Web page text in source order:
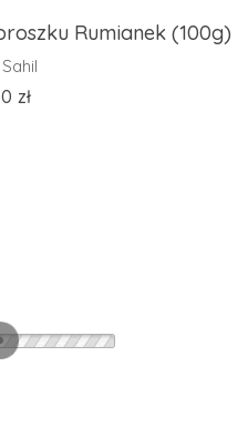
Rumianek (100g)
zł